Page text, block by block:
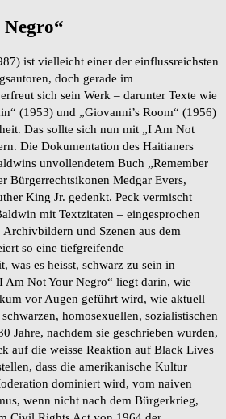
ist vielleicht einer der einflussreichsten
doch gerade im
sich sein Werk – darunter Texte wie
(1953) und „Giovanni’s Room“ (1956)
Das sollte sich nun mit „I Am Not
Die Dokumentation des Haitianers
unvollendetem Buch „Remember
Bürgerrechtsikonen Medgar Evers,
King Jr. gedenkt. Peck vermischt
mit Textzitaten – eingesprochen
und Szenen aus dem
so eine tiefgreifende
was es heisst, schwarz zu sein in
Not Your Negro“ liegt darin, wie
vor Augen geführt wird, wie aktuell
homosexuellen, sozialistischen
Jahre, nachdem sie geschrieben wurden,
auf die weisse Reaktion auf Black Lives
dass die amerikanische Kultur
dominiert wird, vom naiven
wenn nicht nach dem Bürgerkrieg,